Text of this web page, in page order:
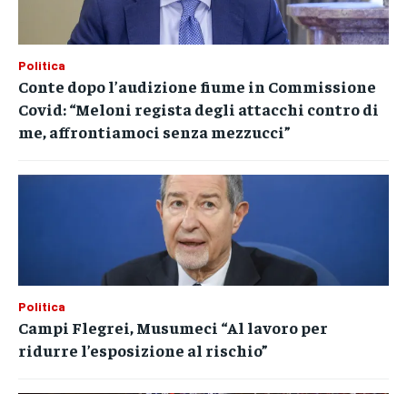
Politica
Conte dopo l’audizione fiume in Commissione
Covid: “Meloni regista degli attacchi contro di
me, affrontiamoci senza mezzucci”
Politica
Campi Flegrei, Musumeci “Al lavoro per
ridurre l’esposizione al rischio”